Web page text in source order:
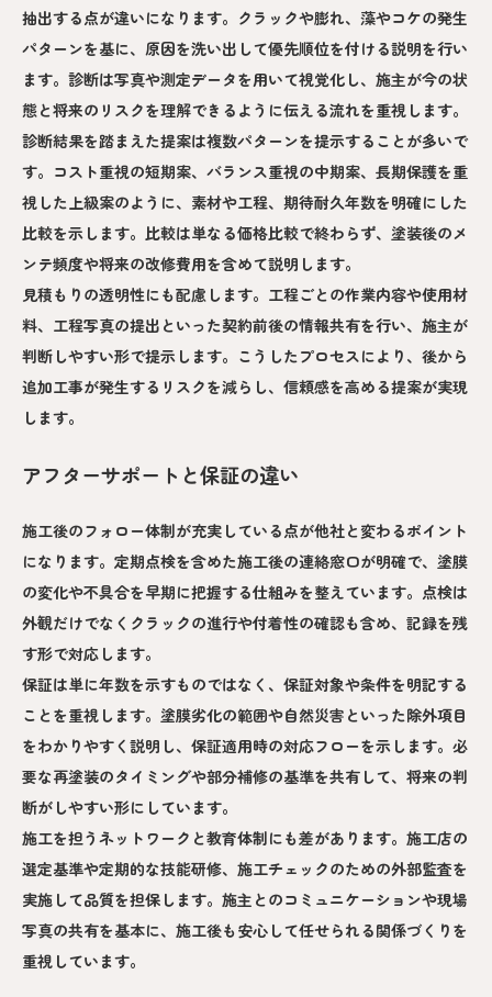
抽出する点が違いになります。クラックや膨れ、藻やコケの発生
パターンを基に、原因を洗い出して優先順位を付ける説明を行い
ます。診断は写真や測定データを用いて視覚化し、施主が今の状
態と将来のリスクを理解できるように伝える流れを重視します。
診断結果を踏まえた提案は複数パターンを提示することが多いで
す。コスト重視の短期案、バランス重視の中期案、長期保護を重
視した上級案のように、素材や工程、期待耐久年数を明確にした
比較を示します。比較は単なる価格比較で終わらず、塗装後のメ
ンテ頻度や将来の改修費用を含めて説明します。
見積もりの透明性にも配慮します。工程ごとの作業内容や使用材
料、工程写真の提出といった契約前後の情報共有を行い、施主が
判断しやすい形で提示します。こうしたプロセスにより、後から
追加工事が発生するリスクを減らし、信頼感を高める提案が実現
します。
アフターサポートと保証の違い
施工後のフォロー体制が充実している点が他社と変わるポイント
になります。定期点検を含めた施工後の連絡窓口が明確で、塗膜
の変化や不具合を早期に把握する仕組みを整えています。点検は
外観だけでなくクラックの進行や付着性の確認も含め、記録を残
す形で対応します。
保証は単に年数を示すものではなく、保証対象や条件を明記する
ことを重視します。塗膜劣化の範囲や自然災害といった除外項目
をわかりやすく説明し、保証適用時の対応フローを示します。必
要な再塗装のタイミングや部分補修の基準を共有して、将来の判
断がしやすい形にしています。
施工を担うネットワークと教育体制にも差があります。施工店の
選定基準や定期的な技能研修、施工チェックのための外部監査を
実施して品質を担保します。施主とのコミュニケーションや現場
写真の共有を基本に、施工後も安心して任せられる関係づくりを
重視しています。